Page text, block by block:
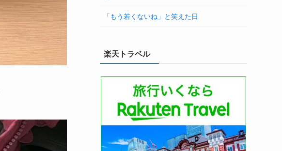
「もう若くないね」と笑えた日
楽天トラベル